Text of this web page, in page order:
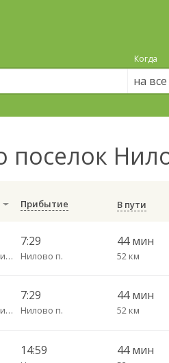
Когда
на
поселок
Прибытие В пути
Озерск Кассово-диспетчерский пункт
7:29
Нилово п.
44 мин
52 км
Озерск Кассово-диспетчерский пункт
7:29
Нилово п.
44 мин
52 км
14:59 44 мин